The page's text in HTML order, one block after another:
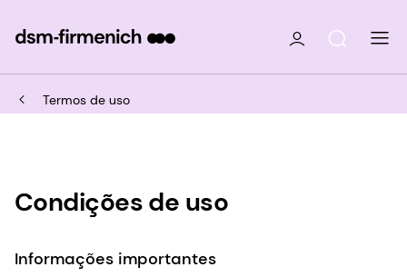
Termos de uso
Condições de uso
Informações importantes